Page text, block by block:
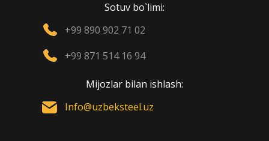
Sotuv bo`limi:
+99 890 902 71 02
+99 871 514 16 94
Mijozlar bilan ishlash:
Info@uzbeksteel.uz